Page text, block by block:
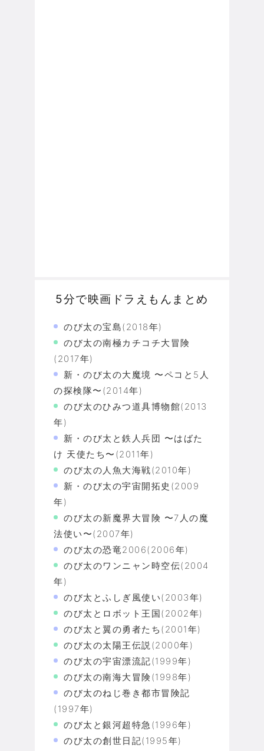
5分で映画ドラえもんまとめ
のび太の宝島(2018年)
のび太の南極カチコチ大冒険
(2017年)
新・のび太の大魔境 〜ペコと5人
の探検隊〜(2014年)
のび太のひみつ道具博物館(2013
年)
新・のび太と鉄人兵団 〜はばた
け 天使たち〜(2011年)
のび太の人魚大海戦(2010年)
新・のび太の宇宙開拓史(2009
年)
のび太の新魔界大冒険 〜7人の魔
法使い〜(2007年)
のび太の恐竜2006(2006年)
のび太のワンニャン時空伝(2004
年)
のび太とふしぎ風使い(2003年)
のび太とロボット王国(2002年)
のび太と翼の勇者たち(2001年)
のび太の太陽王伝説(2000年)
のび太の宇宙漂流記(1999年)
のび太の南海大冒険(1998年)
のび太のねじ巻き都市冒険記
(1997年)
のび太と銀河超特急(1996年)
のび太の創世日記(1995年)